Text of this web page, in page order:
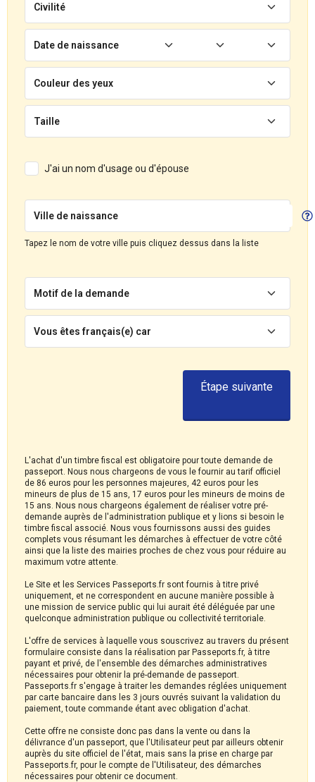
Civilité
Date de naissance
Couleur des yeux
Taille
J'ai un nom d'usage ou d'épouse
Ville de naissance
Tapez le nom de votre ville puis cliquez dessus dans la liste
Motif de la demande
Vous êtes français(e) car
L'achat d'un timbre fiscal est obligatoire pour toute demande de
passeport. Nous nous chargeons de vous le fournir au tarif officiel
de 86 euros pour les personnes majeures, 42 euros pour les
mineurs de plus de 15 ans, 17 euros pour les mineurs de moins de
15 ans. Nous nous chargeons également de réaliser votre pré-
demande auprès de l'administration publique et y lions si besoin le
timbre fiscal associé. Nous vous fournissons aussi des guides
complets vous résumant les démarches à effectuer de votre côté
ainsi que la liste des mairies proches de chez vous pour réduire au
maximum votre attente.
Le Site et les Services Passeports.fr sont fournis à titre privé
uniquement, et ne correspondent en aucune manière possible à
une mission de service public qui lui aurait été déléguée par une
quelconque administration publique ou collectivité territoriale.
L'offre de services à laquelle vous souscrivez au travers du présent
formulaire consiste dans la réalisation par Passeports.fr, à titre
payant et privé, de l'ensemble des démarches administratives
nécessaires pour obtenir la pré-demande de passeport.
Passeports.fr s'engage à traiter les demandes réglées uniquement
par carte bancaire dans les 3 jours ouvrés suivant la validation du
paiement, toute commande étant avec obligation d'achat.
Cette offre ne consiste donc pas dans la vente ou dans la
délivrance d'un passeport, que l'Utilisateur peut par ailleurs obtenir
auprès du site officiel de l'état, mais sans la prise en charge par
Passeports.fr, pour le compte de l'Utilisateur, des démarches
nécessaires pour obtenir ce document.